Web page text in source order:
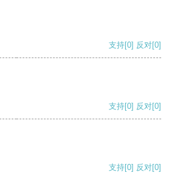
支持[0] 反对[0]
支持[0] 反对[0]
支持[0] 反对[0]